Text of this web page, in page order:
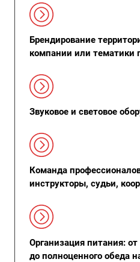
Брендирование
компании или тематики
Звуковое и световое
Команда
инструкторы, судьи,
Организация питания:
до полноценного обеда